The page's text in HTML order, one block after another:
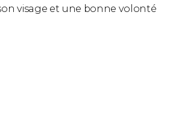
visage et une bonne volonté